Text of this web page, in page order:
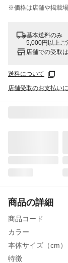
※価格は​店舗や​掲載
基本送料のみ
5,000円以上ご
店舗での受取
送料について
店舗受取のお支払い
商品の詳細
商品コード
カラー
本体サイズ（cm）
特徴